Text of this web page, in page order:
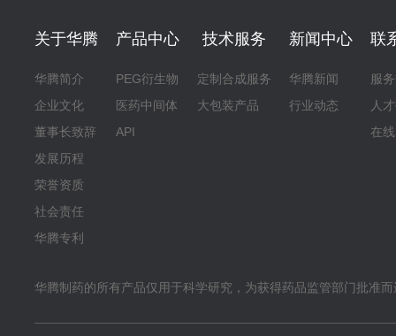
关于华腾
华腾简介
企业文化
董事长致辞
发展历程
荣誉资质
社会责任
华腾专利
产品中心
PEG衍生物
医药中间体
API
技术服务
定制合成服务
大包装产品
新闻中心
华腾新闻
行业动态
联
服
人
在
华腾制药的所有产品仅用于科学研究，为获得药品监管部门批准